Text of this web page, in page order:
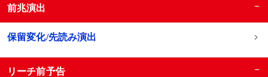
前兆演出 −
保留変化/先読み演出
リーチ前予告 −